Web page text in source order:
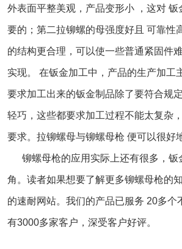
外表面平整美观，产品变形小 ，这对
要的；第二拉铆螺的母强度好且 可靠性
的结构更合理，可以使一些普通紧固件
实现。 在钣金加工中，产品的生产加工
要求加工出来的钣金制品除了要符合规
轻巧，这些都要求加工过程不能太复杂
要求。拉铆螺母与铆螺母枪 便可以很好
铆螺母枪的应用实际上还有很多，钣
角。读者如果想要了解更多铆螺母枪的
的速耐网站。我们的产品已服务 20多个
有3000多家客户，深受客户好评。